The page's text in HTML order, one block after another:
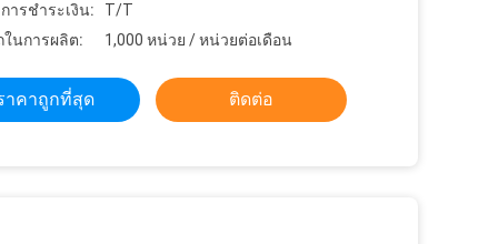
ารชำระเงิน:
T/T
ในการผลิต:
1,000 หน่วย / หน่วยต่อเดือน
าคาถูกที่สุด ติดต่อ